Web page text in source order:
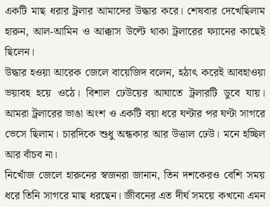
একটি মাছ ধরার ট্রলার আমাদের উদ্ধার করে। শেষবার দেখেছিলাম
হারুন, আল-আমিন ও আক্কাস উল্টে থাকা ট্রলারের ফ্যানের কাছেই
ছিলেন।
উদ্ধার হওয়া আরেক জেলে বায়েজিদ বলেন, হঠাৎ করেই আবহাওয়া
ভয়াবহ হয়ে ওঠে। বিশাল ঢেউয়ের আঘাতে ট্রলারটি ডুবে যায়।
আমরা ট্রলারের ভাঙা অংশ ও একটি বয়া ধরে ঘণ্টার পর ঘণ্টা সাগরে
ভেসে ছিলাম। চারদিকে শুধু অন্ধকার আর উত্তাল ঢেউ। মনে হচ্ছিল
আর বাঁচব না।
নিখোঁজ জেলে হারুনের স্বজনরা জানান, তিন দশকেরও বেশি সময়
ধরে তিনি সাগরে মাছ ধরছেন। জীবনের এত দীর্ঘ সময়ে কখনো এমন